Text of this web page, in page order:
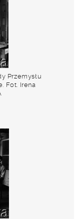
Przemysłu
Fot. Irena